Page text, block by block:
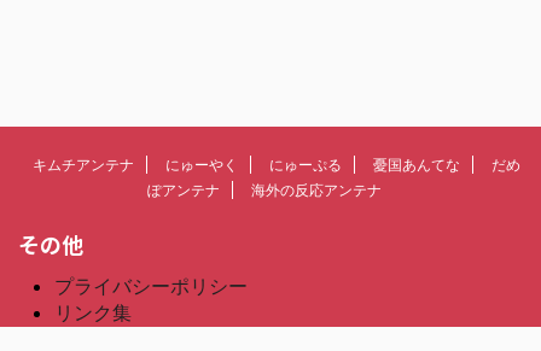
キムチアンテナ にゅーやく にゅーぷる 憂国あんてな
だめ
ぽアンテナ
海外の反応アンテナ
その他
プライバシーポリシー
リンク集